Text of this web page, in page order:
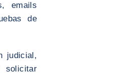
emails
de
judicial,
solicitar